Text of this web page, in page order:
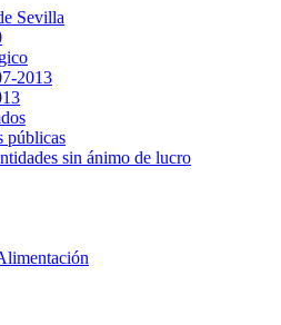
Sevilla
2013
públicas
sin ánimo de lucro